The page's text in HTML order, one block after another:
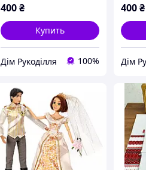
400₴
Купить
Дім Рукоділля 100%
400₴
Дім